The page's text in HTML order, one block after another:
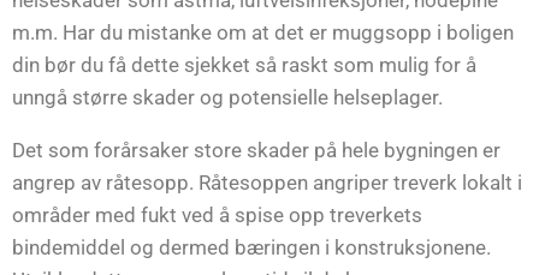
m.m. Har du mistanke om at det er muggsopp i boligen
din bør du få dette sjekket så raskt som mulig for å
unngå større skader og potensielle helseplager.
Det som forårsaker store skader på hele bygningen er
angrep av råtesopp. Råtesoppen angriper treverk lokalt i
områder med fukt ved å spise opp treverkets
bindemiddel og dermed bæringen i konstruksjonene.